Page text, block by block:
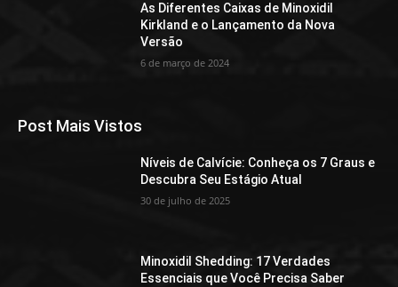
As Diferentes Caixas de Minoxidil
Kirkland e o Lançamento da Nova
Versão
6 de março de 2024
Post Mais Vistos
Níveis de Calvície: Conheça os 7 Graus e
Descubra Seu Estágio Atual
30 de julho de 2025
Minoxidil Shedding: 17 Verdades
Essenciais que Você Precisa Saber